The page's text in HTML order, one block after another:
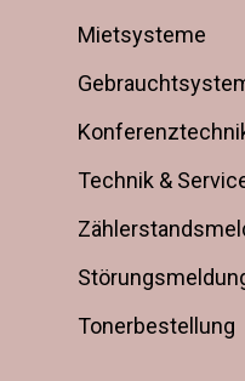
Mietsysteme
Technik &
Tonerbestellung